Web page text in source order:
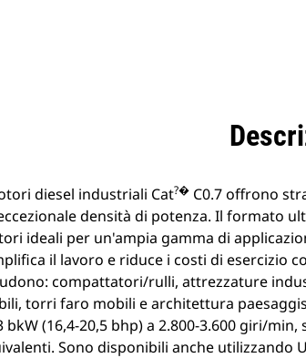
diesel industriali Cat?� C0.7 offrono
densità di potenza. Il formato
ideali per un'ampia gamma di
il lavoro e riduce i costi di esercizio
compattatori/rulli, attrezzature
torri faro mobili e architettura
bkW (16,4-20,5 bhp) a 2.800-3.600 giri/
Sono disponibili anche utilizzando